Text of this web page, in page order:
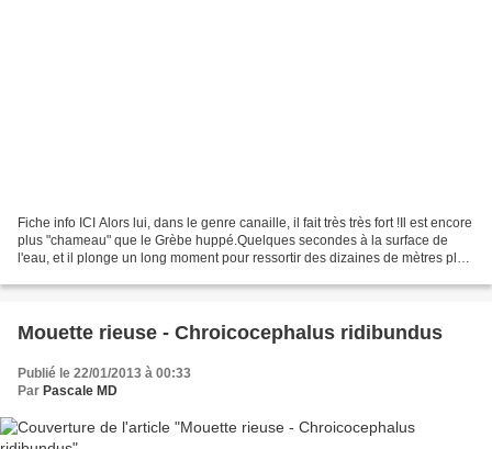
Fiche info ICI Alors lui, dans le genre canaille, il fait très très fort !Il est encore
plus "chameau" que le Grèbe huppé.Quelques secondes à la surface de
l'eau, et il plonge un long moment pour ressortir des dizaines de mètres plus
Mouette rieuse - Chroicocephalus ridibundus
Publié le 22/01/2013 à 00:33
Par Pascale MD